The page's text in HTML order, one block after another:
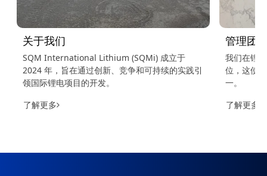
在
通
创
新、
竞
争
可
管
理
团
队
我
们
在
锂
矿
工
多
关于我们
SQM International Lithium (SQMi) 成立于
2024 年，旨在通过创新、竞争和可持续的实践引
领国际锂电项目的开发。
了解更多
管理团
我们在锂
位，这使
一。
了解更多